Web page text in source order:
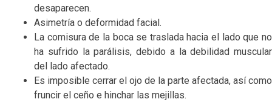
desaparecen.
Asimetría o deformidad facial.
La comisura de la boca se traslada hacia el lado que no
ha sufrido la parálisis, debido a la debilidad muscular
del lado afectado.
Es imposible cerrar el ojo de la parte afectada, así como
fruncir el ceño e hinchar las mejillas.